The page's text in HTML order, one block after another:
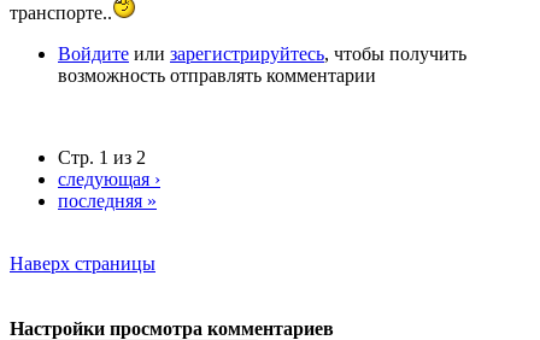
транспорте..
Войдите или зарегистрируйтесь, чтобы получить
возможность отправлять комментарии
Стр. 1 из 2
следующая ›
последняя »
Наверх страницы
Настройки просмотра комментариев